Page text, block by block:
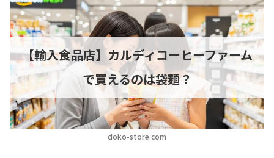
doko-store.com
【輸入食品店】カルディコーヒーファーム
で買えるのは袋麺？